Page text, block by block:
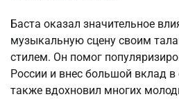
Баста оказал значительное
музыкальную сцену своим
стилем. Он помог
России и внес большой вклад в
также вдохновил многих